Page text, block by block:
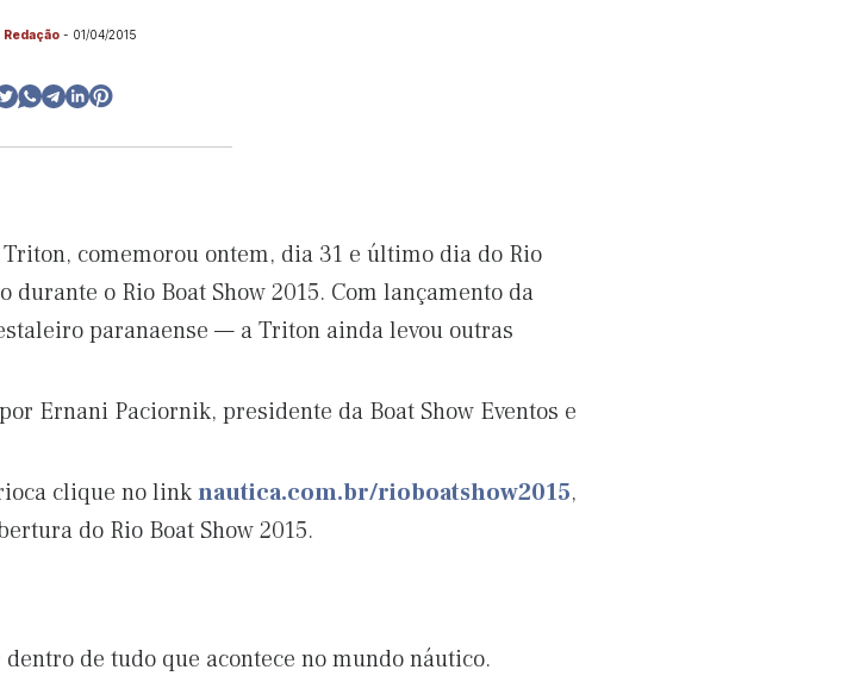
Redação - 01/04/2015
comemorou ontem, dia 31 e último dia do Rio
durante o Rio Boat Show 2015. Com lançamento da
paranaense — a Triton ainda levou outras
Ernani Paciornik, presidente da Boat Show Eventos e
clique no linknautica.com.br/rioboatshow2015,
do Rio Boat Show 2015.
de tudo que acontece no mundo náutico.